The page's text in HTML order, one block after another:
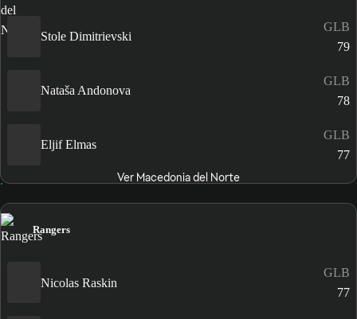
Stole Dimitrievski
GLB
79
Nataša Andonova
GLB
78
Eljif Elmas
GLB
77
Ver Macedonia del Norte
Rangers
Nicolas Raskin
GLB
77